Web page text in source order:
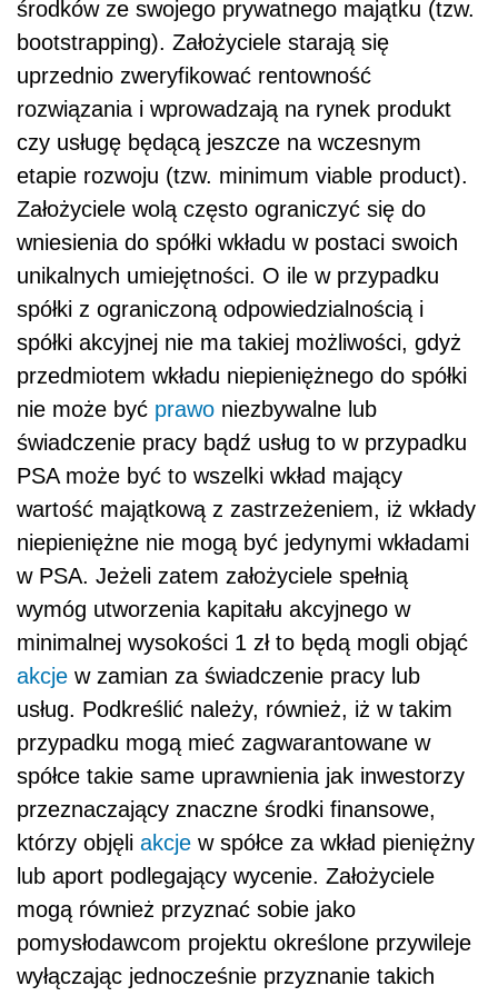
środków ze swojego prywatnego majątku (tzw.
bootstrapping). Założyciele starają się
uprzednio zweryfikować rentowność
rozwiązania i wprowadzają na rynek produkt
czy usługę będącą jeszcze na wczesnym
etapie rozwoju (tzw. minimum viable product).
Założyciele wolą często ograniczyć się do
wniesienia do spółki wkładu w postaci swoich
unikalnych umiejętności. O ile w przypadku
spółki z ograniczoną odpowiedzialnością i
spółki akcyjnej nie ma takiej możliwości, gdyż
przedmiotem wkładu niepieniężnego do spółki
nie może być prawo niezbywalne lub
świadczenie pracy bądź usług to w przypadku
PSA może być to wszelki wkład mający
wartość majątkową z zastrzeżeniem, iż wkłady
niepieniężne nie mogą być jedynymi wkładami
w PSA. Jeżeli zatem założyciele spełnią
wymóg utworzenia kapitału akcyjnego w
minimalnej wysokości 1 zł to będą mogli objąć
akcje w zamian za świadczenie pracy lub
usług. Podkreślić należy, również, iż w takim
przypadku mogą mieć zagwarantowane w
spółce takie same uprawnienia jak inwestorzy
przeznaczający znaczne środki finansowe,
którzy objęli akcje w spółce za wkład pieniężny
lub aport podlegający wycenie. Założyciele
mogą również przyznać sobie jako
pomysłodawcom projektu określone przywileje
wyłączając jednocześnie przyznanie takich